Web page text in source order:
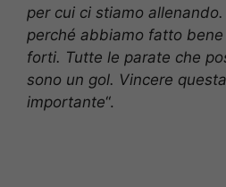
per cui ci stiamo
perché abbiamo fatto
forti. Tutte le parate che
sono un gol. Vincere
importante“.